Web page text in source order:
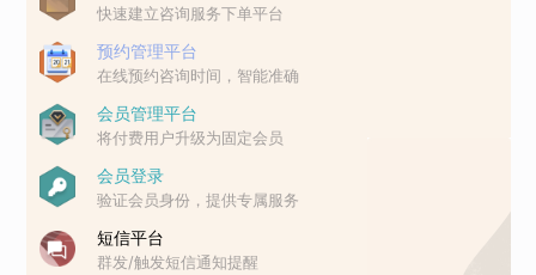
快速建立咨询服务下单平台
预约管理平台
在线预约咨询时间，智能准确
会员管理平台
将付费用户升级为固定会员
会员登录
验证会员身份，提供专属服务
短信平台
群发/触发短信通知提醒